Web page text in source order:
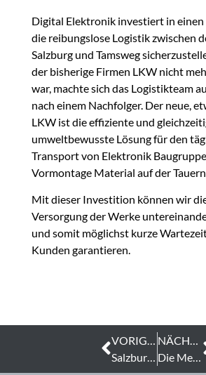
Digital Elektronik investiert in einen
die reibungslose Logistik zwischen
Salzburg und Tamsweg
der bisherige Firmen LKW nicht
war, machte sich das Logistikteam
nach einem Nachfolger. Der neue,
LKW ist die effiziente und
umweltbewusste Lösung für den
Transport von Elektronik
Vormontage Material auf der
Mit dieser Investition können wir
Versorgung der Werke
und somit möglichst kurze
Kunden garantieren.
Die Mechatronische Gesamtlösung von Digital Elektronik